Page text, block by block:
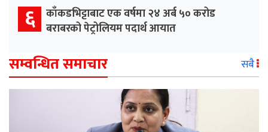
६ काँकडभिट्टाबाट एक वर्षमा २४ अर्ब ५० करोड
बराबरको पेट्रोलियम पदार्थ आयात
सम्वन्धित समाचार सबै